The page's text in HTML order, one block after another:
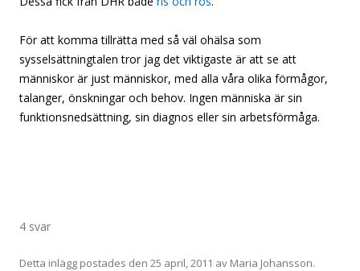
För att komma tillrätta med så väl ohälsa som
sysselsättningtalen tror jag det viktigaste är att se att
människor är just människor, med alla våra olika förmågor,
talanger, önskningar och behov. Ingen människa är sin
funktionsnedsättning, sin diagnos eller sin arbetsförmåga.
4 svar
Detta inlägg postades den 25 april, 2011 av Maria Johansson.